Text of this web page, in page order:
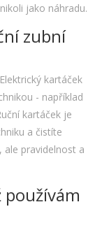
jako náhradu.
zubní
kartáček
- například
kartáček je
a čistíte
ale pravidelnost a
používám